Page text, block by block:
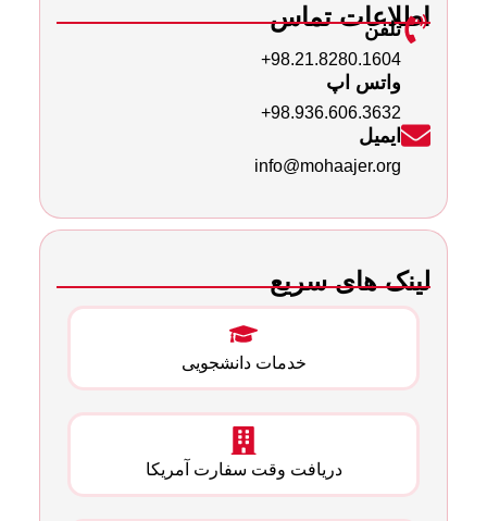
اطلاعات تماس
تلفن
98.21.8280.1604+
واتس اپ
98.936.606.3632+
ایمیل
info@mohaajer.org
لینک های سریع
خدمات دانشجویی
دریافت وقت سفارت آمریکا